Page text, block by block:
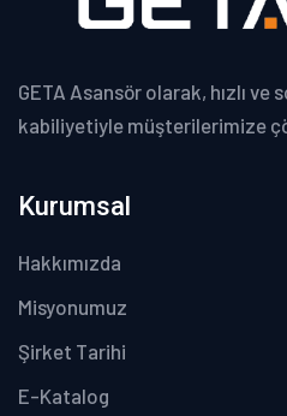
GETA Asansör olarak, hızlı ve
kabiliyetiyle müşterilerimize
Kurumsal
Hakkımızda
Misyonumuz
Şirket Tarihi
E-Katalog